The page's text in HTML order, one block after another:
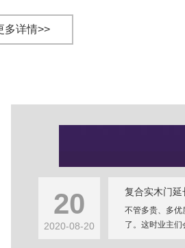
多详情>>
20
2020-08-20
复合实木门
不管多贵、多优
了。这时业主们